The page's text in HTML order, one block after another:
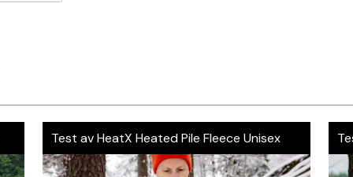
Test av HeatX Heated Pile Fleece Unisex